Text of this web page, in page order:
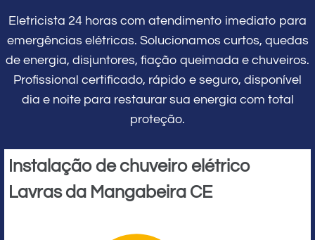
Eletricista 24 horas com atendimento imediato para
emergências elétricas. Solucionamos curtos, quedas
de energia, disjuntores, fiação queimada e chuveiros.
Profissional certificado, rápido e seguro, disponível
dia e noite para restaurar sua energia com total
proteção.
Instalação de chuveiro elétrico
Lavras da Mangabeira CE